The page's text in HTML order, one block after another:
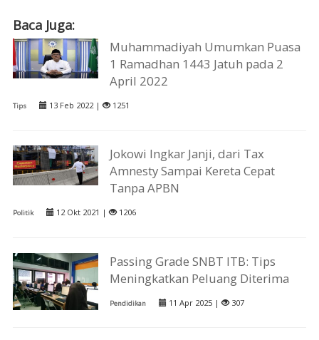
Baca Juga:
Muhammadiyah Umumkan Puasa
1 Ramadhan 1443 Jatuh pada 2
April 2022
Tips 13 Feb 2022 | 1251
Jokowi Ingkar Janji, dari Tax
Amnesty Sampai Kereta Cepat
Tanpa APBN
Politik 12 Okt 2021 | 1206
Passing Grade SNBT ITB: Tips
Meningkatkan Peluang Diterima
Pendidikan 11 Apr 2025 | 307